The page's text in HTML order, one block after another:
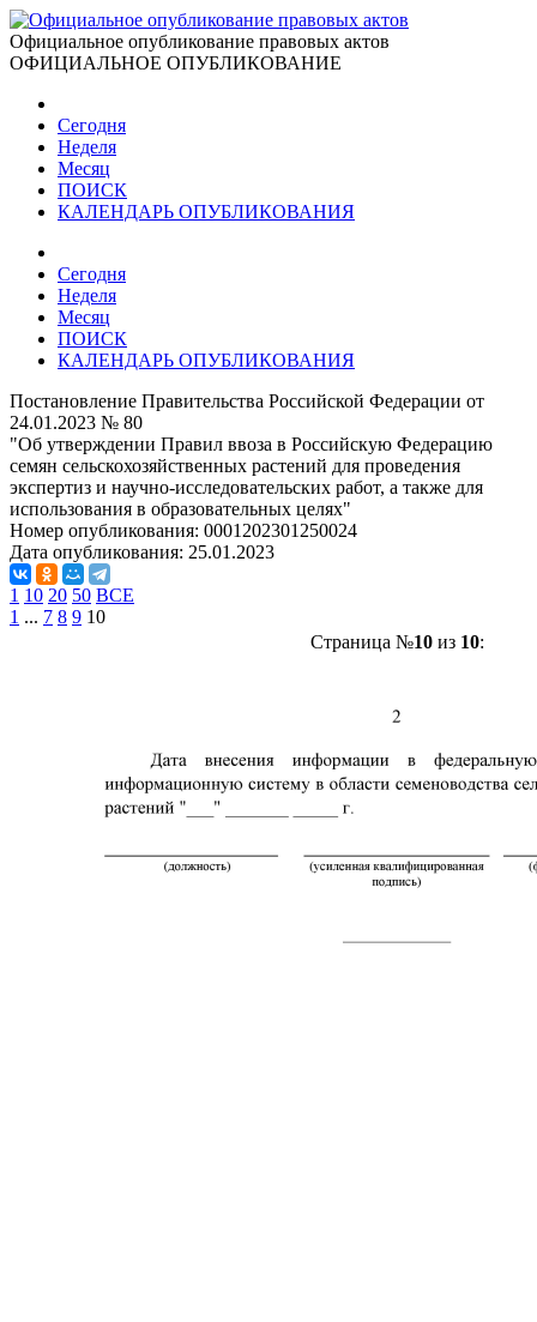
Официальное опубликование правовых актов
ОФИЦИАЛЬНОЕ ОПУБЛИКОВАНИЕ
Сегодня
Неделя
Месяц
ПОИСК
КАЛЕНДАРЬ ОПУБЛИКОВАНИЯ
Сегодня
Неделя
Месяц
ПОИСК
КАЛЕНДАРЬ ОПУБЛИКОВАНИЯ
Постановление Правительства Российской Федерации от
24.01.2023 № 80
"Об утверждении Правил ввоза в Российскую Федерацию
семян сельскохозяйственных растений для проведения
экспертиз и научно-исследовательских работ, а также для
использования в образовательных целях"
Номер опубликования: 0001202301250024
Дата опубликования: 25.01.2023
1 10 20 50 ВСЕ
1 ... 7 8 9 10
Страница №10из 10: